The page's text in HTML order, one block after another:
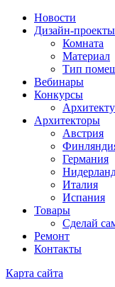
Новости
Дизайн-проекты
Комната
Материал
Тип
Вебинары
Конкурсы
Архитекторы
Австрия
Германия
Италия
Испания
Товары
Сделай
Ремонт
Контакты
Карта сайта